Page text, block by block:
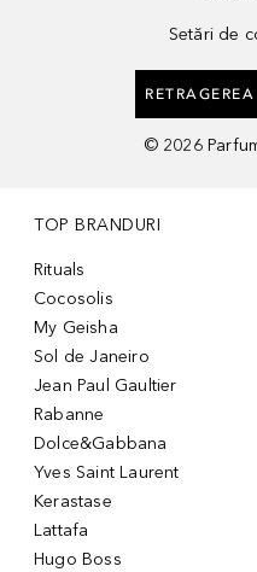
Setări de
© 2026
TOP BRANDURI
Rituals
Cocosolis
My Geisha
Sol de Janeiro
Jean Paul Gaultier
Rabanne
Dolce&Gabbana
Yves Saint Laurent
Kerastase
Lattafa
Hugo Boss